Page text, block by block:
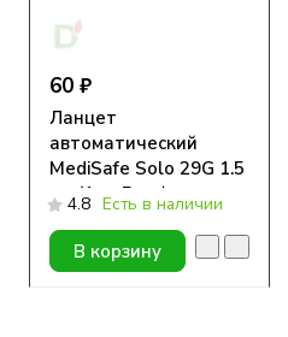
60 ₽
Ланцет
автоматический
MediSafe Solo 29G 1.5
мм (1уп-5шт.)
4.8 Есть в наличии
В корзину